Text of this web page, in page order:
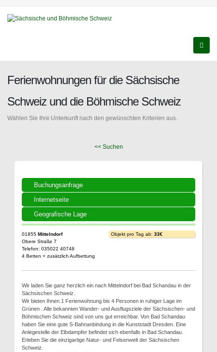
Ferienwohnungen für die Sächsische
Schweiz und die Böhmische Schweiz
Wählen Sie Ihre Unterkunft nach den gewünschten Kriterien aus.
<< Suchen
Buchungsanfrage
Internetseite
Geografische Lage
01855 Mittelndorf
Obere Straße 7
Telefon: 035022 40748
4 Betten + zusätzlich Aufbettung
Objekt pro Tag ab: 33€
Wir laden Sie ganz herzlich ein nach Mittelndorf bei Bad Schandau in der
Sächsischen Schweiz.
Wir bieten Ihnen 1 Ferienwohnung bis 4 Personen in ruhiger Lage im
Grünen . Alle bekannten Wander- und Ausflugsziele der Sächsischen- und
Böhmischen Schweiz sind von uns gut erreichbar. Von Bad Schandau
haben Sie eine gute S-Bahnanbindung in die Kunststadt Dresden. Eine
Anlegestelle der Elbdampfer befindet sich ebenfalls in Bad Schandau.
Erleben Sie die einzigartige Natur- und Felsenwelt der Sächsischen
Schweiz.